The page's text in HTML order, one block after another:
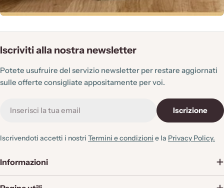
Iscriviti alla nostra newsletter
Potete usufruire del servizio newsletter per restare aggiornati
sulle offerte consigliate appositamente per voi.
mail
Iscrizione
Iscrivendoti accetti i nostri Termini e condizioni e la Privacy Policy.
Informazioni